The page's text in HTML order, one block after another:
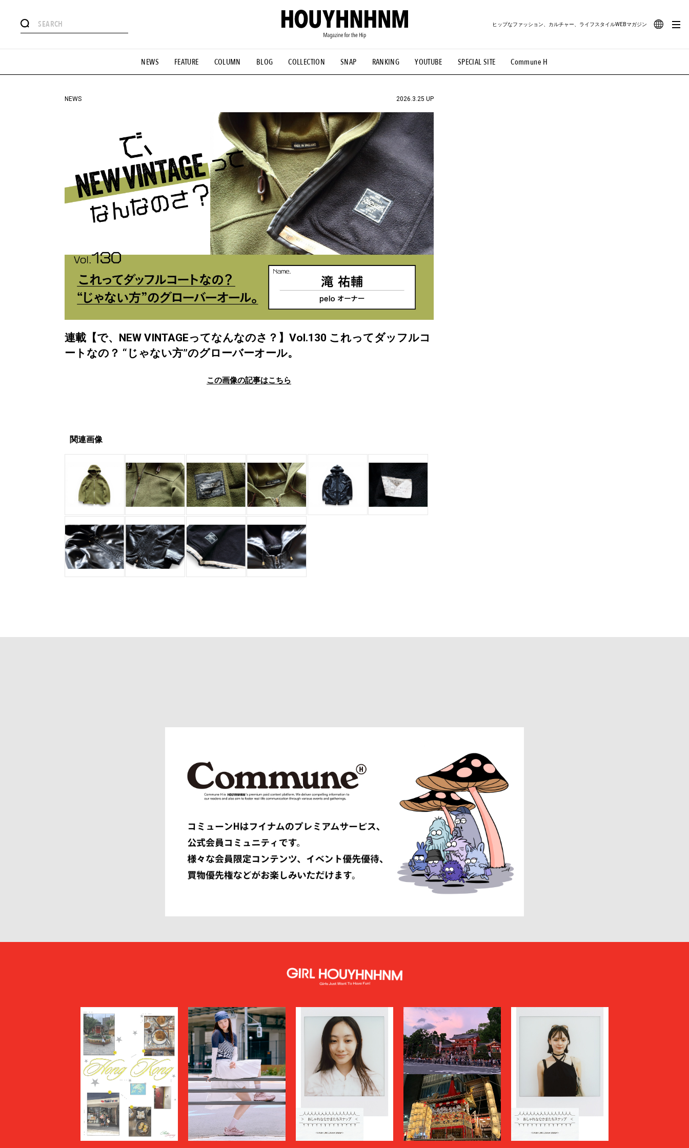
NEWS FEATURE COLUMN BLOG COLLECTION SNAP RANKING YOUTUBE SPECIAL SITE Commune H
ヒップなファッション、カルチャー、ライフスタイルWEBマガジン
#憧れの逸品 #ESSENTIAL DESIGNS #古着サミット #NEW VINTAGE #マイナーグッド図鑑 #路地裏てぃーん。 #MONTHLY JOURNAL
#GH 銘品の所以 #フイナムのYouTube #Commune H #FOCUS IT #AH.H #ととけん #FASHION #MUSIC #MOVIE #LIFESTYLE #SNEAKER #OUTDOOR
#HANDSOME HANDBOOK
NEWS 2026.3.25 UP
連載【で、NEW VINTAGEってなんなのさ？】Vol.130 これってダッフルコ
ートなの？ “じゃない方”のグローバーオール。
この画像の記事はこちら
関連画像